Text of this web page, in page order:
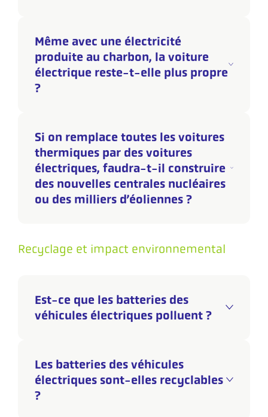
Même avec une électricité
produite au charbon, la voiture
électrique reste-t-elle plus propre
?
Si on remplace toutes les voitures
thermiques par des voitures
électriques, faudra-t-il construire
des nouvelles centrales nucléaires
ou des milliers d’éoliennes ?
Recyclage et impact environnemental
Est-ce que les batteries des
véhicules électriques polluent ?
Les batteries des véhicules
électriques sont-elles recyclables
?